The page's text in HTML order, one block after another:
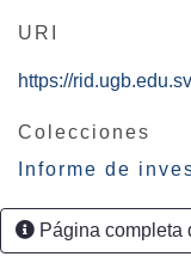
URI
https://
Colecciones
Informe de
Página completa